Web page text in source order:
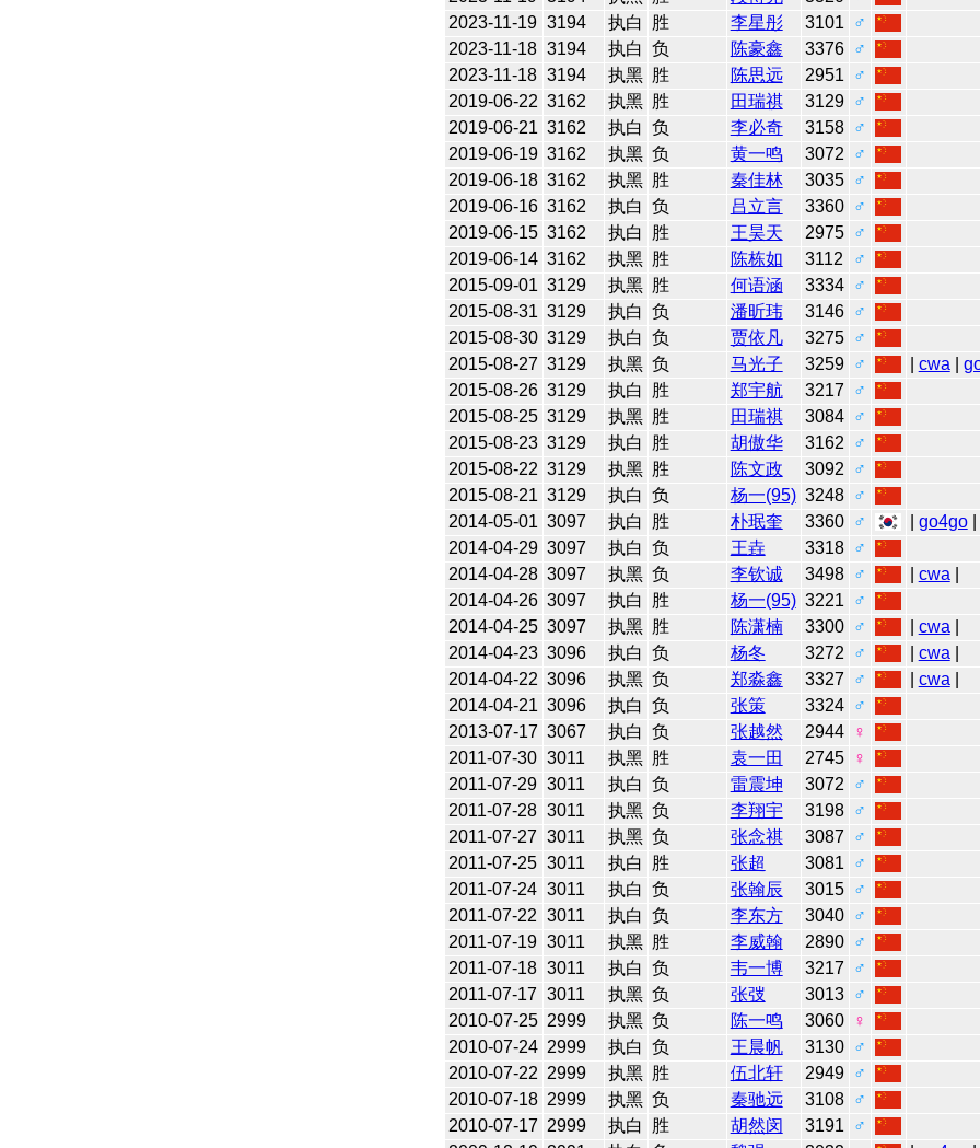
2023-11-19 3194 执白 胜 李星彤 3101
♂
2023-11-18 3194 执白 负 陈豪鑫 3376
♂
2023-11-18 3194 执黑 胜 陈思远 2951
♂
2019-06-22 3162 执黑 胜 田瑞祺 3129
♂
2019-06-21 3162 执白 负 李必奇 3158
♂
2019-06-19 3162 执黑 负 黄一鸣 3072
♂
2019-06-18 3162 执黑 胜 秦佳林 3035
♂
2019-06-16 3162 执白 负 吕立言 3360
♂
2019-06-15 3162 执白 胜 王昊天 2975
♂
2019-06-14 3162 执黑 胜 陈栋如 3112
♂
2015-09-01 3129 执黑 胜 何语涵 3334
♂
2015-08-31 3129 执白 负 潘昕玮 3146
♂
2015-08-30 3129 执白 负 贾依凡 3275
♂
2015-08-27 3129 执黑 负 马光子 3259 ♂ cwa
2015-08-26 3129 执白 胜 郑宇航 3217
♂
2015-08-25 3129 执黑 胜 田瑞祺 3084
♂
2015-08-23 3129 执白 胜 胡傲华 3162
♂
2015-08-22 3129 执黑 胜 陈文政 3092
♂
2015-08-21 3129 执白 负 杨一(95) 3248
♂
2014-05-01 3097 执白 胜 朴珉奎 3360 ♂ go4go|
2014-04-29 3097 执白 负 王垚 3318
♂
2014-04-28 3097 执黑 负 李钦诚 3498 ♂ cwa
2014-04-26 3097 执白 胜 杨一(95) 3221
♂
2014-04-25 3097 执黑 胜 陈潇楠 3300 ♂ cwa
2014-04-23 3096 执白 负 杨冬 3272 ♂ cwa
2014-04-22 3096 执黑 负 郑淼鑫 3327 ♂ cwa
2014-04-21 3096 执白 负 张策 3324
♂
2013-07-17 3067 执白 负 张越然 2944
♀
2011-07-30 3011 执黑 胜 袁一田 2745
♀
2011-07-29 3011 执白 负 雷震坤 3072
♂
2011-07-28 3011 执黑 负 李翔宇 3198
♂
2011-07-27 3011 执黑 负 张念祺 3087
♂
2011-07-25 3011 执白 胜 张超 3081
♂
2011-07-24 3011 执白 负 张翰辰 3015
♂
2011-07-22 3011 执白 负 李东方 3040
♂
2011-07-19 3011 执黑 胜 李威翰 2890
♂
2011-07-18 3011 执白 负 韦一博 3217
♂
2011-07-17 3011 执黑 负 张弢 3013
♂
2010-07-25 2999 执黑 负 陈一鸣 3060
♀
2010-07-24 2999 执白 负 王晨帆 3130
♂
2010-07-22 2999 执黑 胜 伍北轩 2949
♂
2010-07-18 2999 执黑 负 秦驰远 3108
♂
2010-07-17 2999 执白 胜 胡然闵 3191
♂